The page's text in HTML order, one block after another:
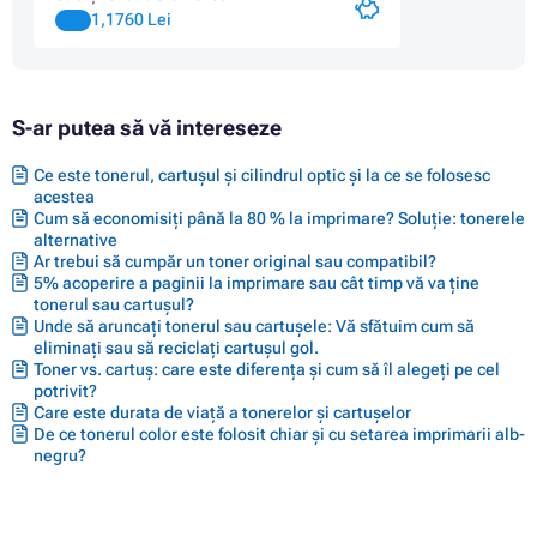
1,1760 Lei
S-ar putea să vă intereseze
Ce este tonerul, cartușul și cilindrul optic și la ce se folosesc
acestea
Cum să economisiți până la 80 % la imprimare? Soluție: tonerele
alternative
Ar trebui să cumpăr un toner original sau compatibil?
5% acoperire a paginii la imprimare sau cât timp vă va ține
tonerul sau cartușul?
Unde să aruncați tonerul sau cartușele: Vă sfătuim cum să
eliminați sau să reciclați cartușul gol.
Toner vs. cartuș: care este diferența și cum să îl alegeți pe cel
potrivit?
Care este durata de viață a tonerelor și cartușelor
De ce tonerul color este folosit chiar și cu setarea imprimarii alb-
negru?